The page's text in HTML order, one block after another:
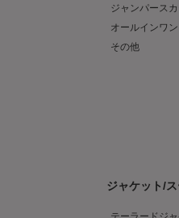
ジャンパースカ
オールインワン
その他
ジャケット/